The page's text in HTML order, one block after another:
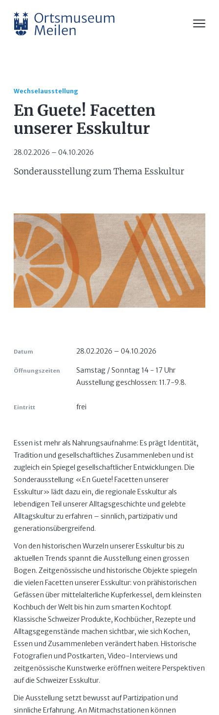
Wechselausstellung
En Guete! Facetten
unserer Esskultur
28.02.2026 – 04.10.2026
Sonderausstellung zum Thema Esskultur
Datum 28.02.2026 – 04.10.2026
Öffnungszeiten
Samstag / Sonntag 14 - 17 Uhr
Ausstellung geschlossen: 11.7-9.8.
Eintritt frei
Essen ist mehr als Nahrungsaufnahme: Es prägt Identität,
Tradition und gesellschaftliches Zusammenleben und ist
zugleich ein Spiegel gesellschaftlicher Entwicklungen. Die
Sonderausstellung «En Guete! Facetten unserer
Esskultur» lädt dazu ein, die regionale Esskultur als
lebendigen Teil unserer Alltagsgeschichte und gelebte
Alltagskultur zu erfahren – sinnlich, partizipativ und
generationsübergreifend.
Von den historischen Wurzeln unserer Esskultur bis zu
aktuellen Trends spannt die Ausstellung einen grossen
Bogen. Zeitgenössische und historische Objekte spiegeln
die vielen Facetten unserer Esskultur: von prähistorischen
Gefässen über mittelalterliche Kupferkessel, dem kleinsten
Kochbuch der Welt bis hin zum smarten Kochtopf.
Klassische Schweizer Produkte, Kochbücher, Rezepte und
Alltagsgegenstände machen sichtbar, wie sich Kochen,
Essen und Zusammenleben verändert haben. Historische
Fotografien und Postkarten, Video-Interviews und
zeitgenössische Kunstwerke eröffnen weitere Perspektiven
auf die Schweizer Esskultur.
Die Ausstellung setzt bewusst auf Partizipation und
sinnliche Erfahrung. An Mitmachstationen können